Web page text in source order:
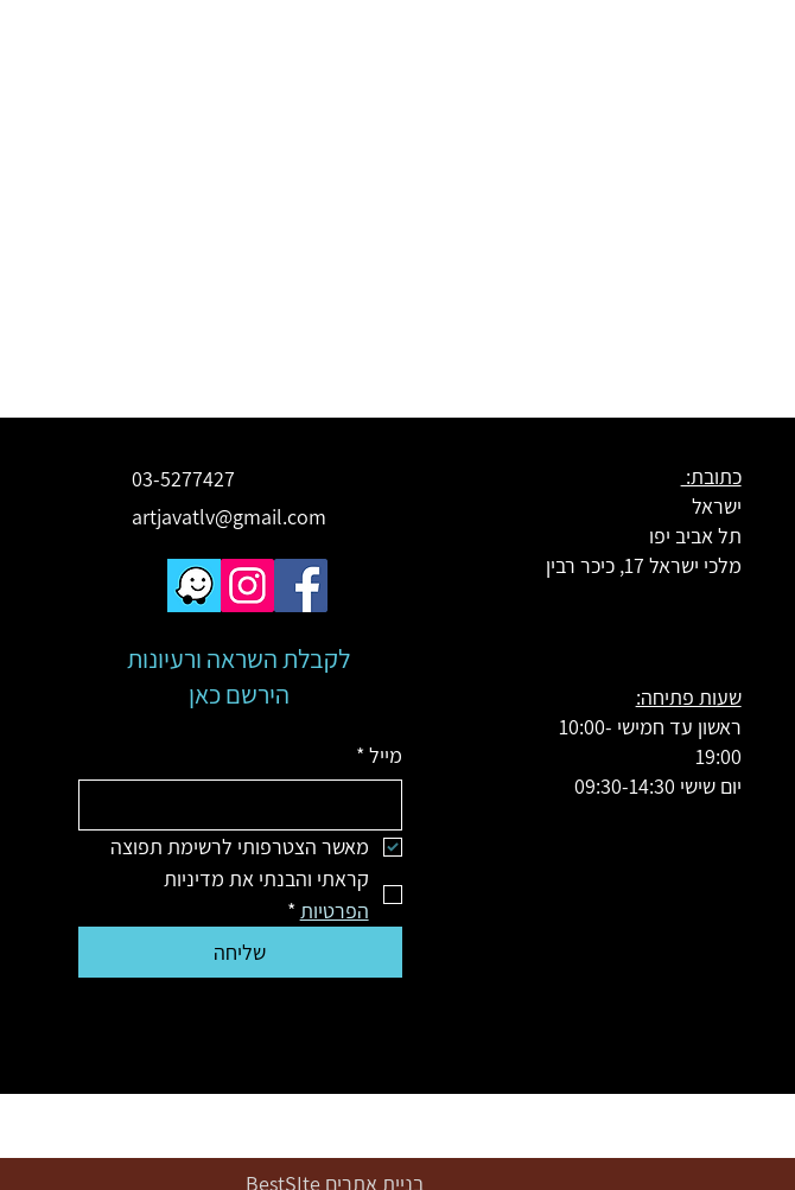
03-5277427
artjavatlv@gmail.com
לקבלת השראה ורעיונות
הירשם כאן
מייל *
מאשר הצטרפותי לרשימת תפוצה
קראתי והבנתי את מדיניות
הפרטיות *
שליחה
כתובת:
ישראל
תל אביב יפו
מלכי ישראל 17, כיכר רבין
שעות פתיחה:
ראשון עד חמישי 10:00-
19:00
יום שישי 09:30-14:30
בניית אתריםBestSIte